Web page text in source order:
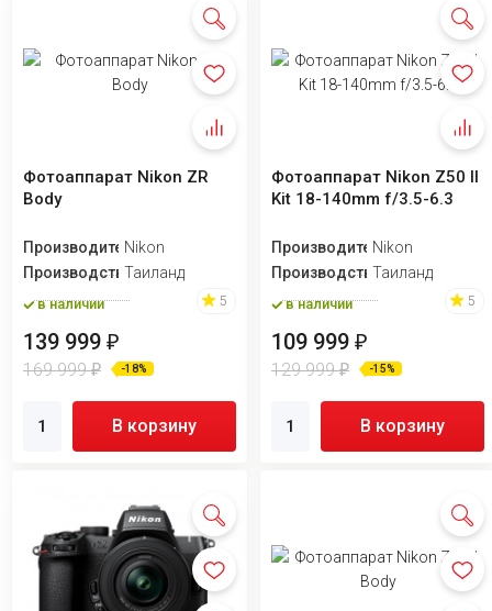
Фотоаппарат Nikon ZR
Body
ПроизводительNikon
ПроизводствоТаиланд
в наличии 5
139 999 ₽
169 999₽ -18%
В корзину
Фотоаппарат Nikon Z50 II
Kit 18-140mm f/3.5-6.3
ПроизводительNikon
ПроизводствоТаиланд
в наличии 5
109 999₽
129 999₽ -15%
В корзину